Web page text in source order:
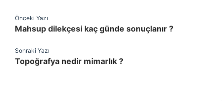
Önceki Yazı
Mahsup dilekçesi kaç günde sonuçlanır ?
Sonraki Yazı
Topoğrafya nedir mimarlık ?